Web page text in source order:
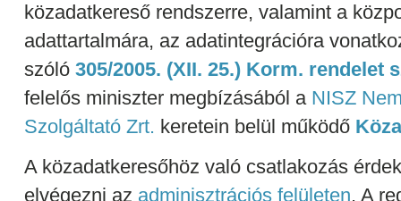
közadatkereső rendszerre, valamint a
adattartalmára, az adatintegrációra
szóló 305/2005. (XII. 25.) Korm. rendelet
felelős miniszter megbízásából a NISZ
Szolgáltató Zrt. keretein belül működő
A közadatkeresőhöz való csatlakozás
elvégezni az adminisztrációs felületen. A